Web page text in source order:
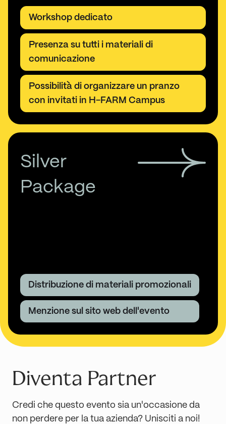
Workshop dedicato
Presenza su tutti i materiali di
comunicazione
Possibilità di organizzare un pranzo
con invitati in H-FARM Campus
Silver
Package
Distribuzione di materiali promozionali
Menzione sul sito web dell'evento
Diventa Partner
Credi che questo evento sia un'occasione da
non perdere per la tua azienda? Unisciti a noi!